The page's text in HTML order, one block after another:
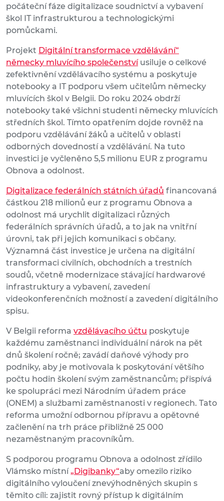
počáteční fáze digitalizace soudnictví a vybavení
škol IT infrastrukturou a technologickými
pomůckami.
Projekt Digitální transformace vzdělávání“
německy mluvícího společenstvíusiluje o celkové
zefektivnění vzdělávacího systému a poskytuje
notebooky a IT podporu všem učitelům německy
mluvících škol v Belgii. Do roku 2024 obdrží
notebooky také všichni studenti německy mluvících
středních škol. Tímto opatřením dojde rovněž na
podporu vzdělávání žáků a učitelů v oblasti
odborných dovedností a vzdělávání. Na tuto
investici je vyčleněno 5,5 milionu EUR z programu
Obnova a odolnost.
Digitalizace federálních státních úřadů financovaná
částkou 218 milionů eur z programu Obnova a
odolnost má urychlit digitalizaci různých
federálních správních úřadů, a to jak na vnitřní
úrovni, tak při jejich komunikaci s občany.
Významná část investice je určena na digitální
transformaci civilních, obchodních a trestních
soudů, včetně modernizace stávající hardwarové
infrastruktury a vybavení, zavedení
videokonferenčních možností a zavedení digitálního
spisu.
V Belgii reforma vzdělávacího účtu poskytuje
každému zaměstnanci individuální nárok na pět
dnů školení ročně; zavádí daňové výhody pro
podniky, aby je motivovala k poskytování většího
počtu hodin školení svým zaměstnancům; přispívá
ke spolupráci mezi Národním úřadem práce
(ONEM) a službami zaměstnanosti v regionech. Tato
reforma umožní odbornou přípravu a opětovné
začlenění na trh práce přibližně 25 000
nezaměstnaným pracovníkům.
S podporou programu Obnova a odolnost zřídilo
Vlámsko místní„Digibanky“aby omezilo riziko
digitálního vyloučení znevýhodněných skupin s
těmito cíli: zajistit rovný přístup k digitálním